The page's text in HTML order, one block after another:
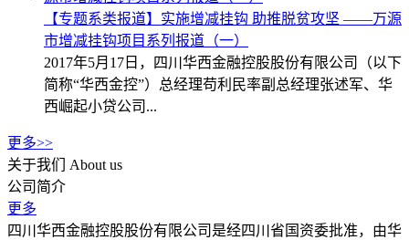
【专题系类报道】实施增减挂钩 助推脱贫攻坚 ——万源
市增减挂钩项目系列报道（一）
2017年5月17日，四川华西金融控股股份有限公司（以下
简称“华西金控”）总经理苟利民率副总经理张述军、华
西崛起小贷公司...
更多>>
关于我们
About us
公司简介
更多
四川华西金融控股股份有限公司是经四川省国资委批准，由华